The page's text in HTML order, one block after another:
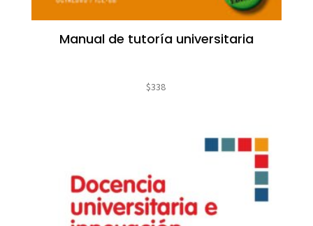
Manual de tutoría universitaria
$338